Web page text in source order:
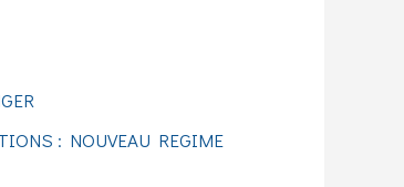
: NOUVEAU REGIME